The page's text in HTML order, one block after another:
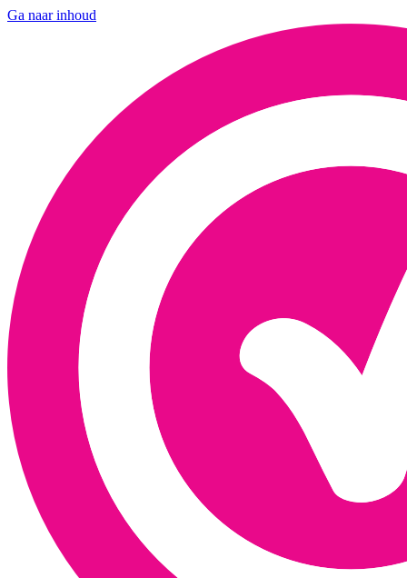
Ga naar inhoud